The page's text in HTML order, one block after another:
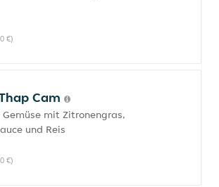
€)
Cam
mit Zitronengras,
und Reis
€)